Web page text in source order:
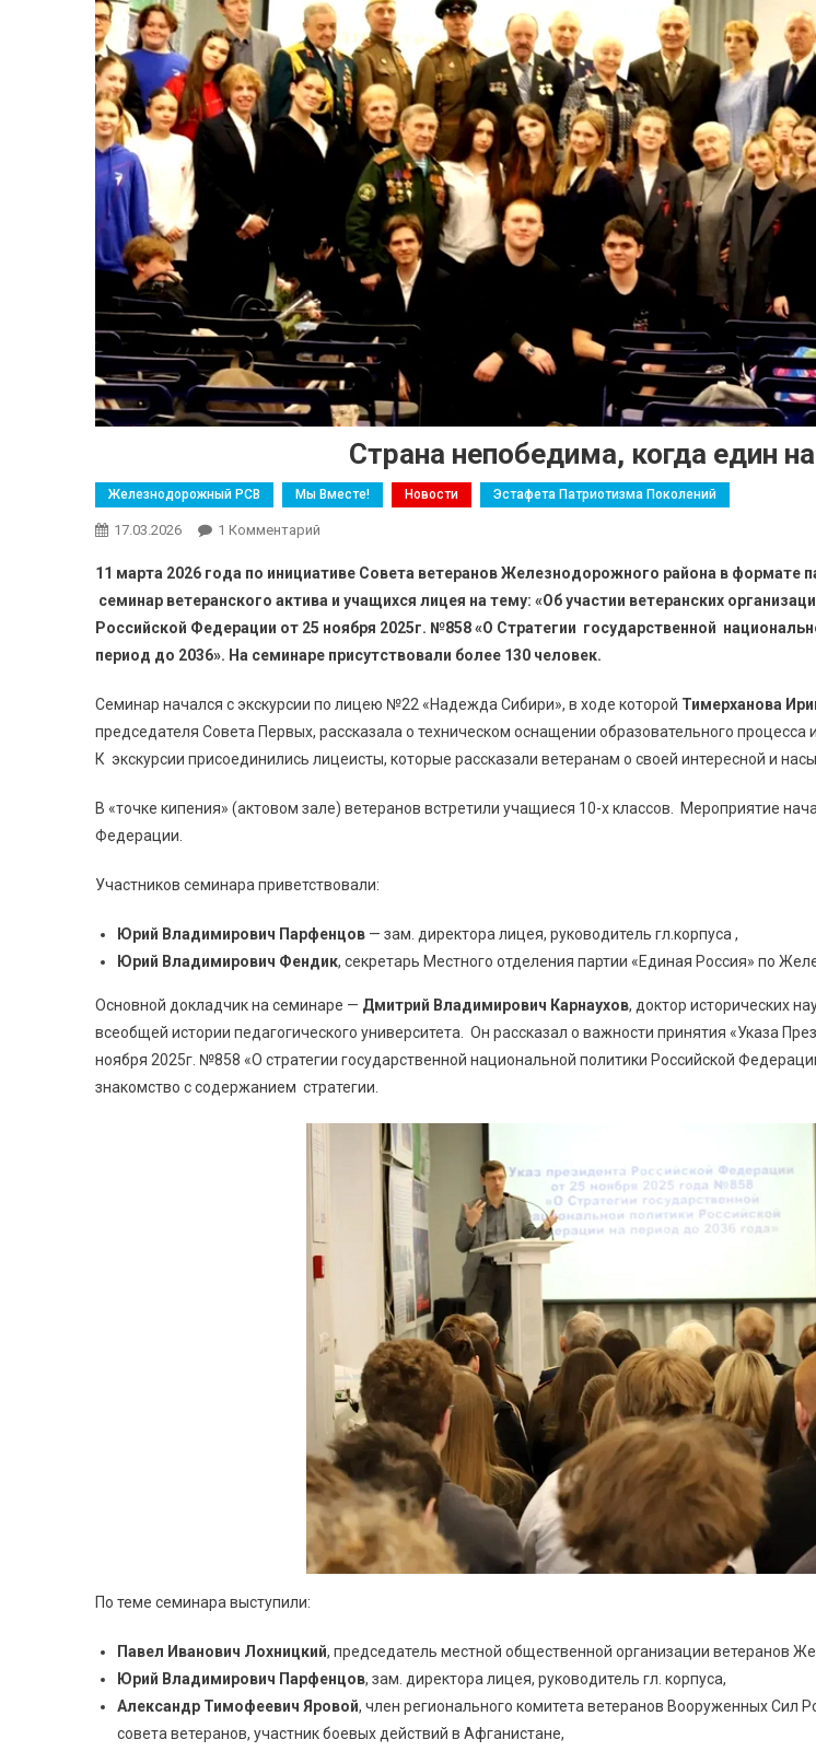
Страна непобедима, когда един
Железнодорожный РСВ Мы Вместе! Новости Эстафета Патриотизма Поколений
17.03.2026 1 Комментарий
11 марта 2026 года по инициативе Совета ветеранов Железнодорожного района в формате
семинар ветеранского актива и учащихся лицея на тему: «Об участии ветеранских
Российской Федерации от 25 ноября 2025г. №858 «О Стратегии государственной
период до 2036». На семинаре присутствовали более 130 человек.
Семинар начался с экскурсии по лицею №22 «Надежда Сибири», в ходе которой Тимерханова
председателя Совета Первых, рассказала о техническом оснащении образовательного процесса
К экскурсии присоединились лицеисты, которые рассказали ветеранам о своей интересной и
В «точке кипения» (актовом зале) ветеранов встретили учащиеся 10-х классов. Мероприятие
Федерации.
Участников семинара приветствовали:
Юрий Владимирович Парфенцов — зам. директора лицея, руководитель гл.корпуса ,
Юрий Владимирович Фендик, секретарь Местного отделения партии «Единая Россия» по
Основной докладчик на семинаре — Дмитрий Владимирович Карнаухов, доктор исторических
всеобщей истории педагогического университета. Он рассказал о важности принятия «Указа
ноября 2025г. №858 «О стратегии государственной национальной политики Российской
знакомство с содержанием стратегии.
По теме семинара выступили:
Павел Иванович Лохницкий, председатель местной общественной организации ветеранов
Юрий Владимирович Парфенцов, зам. директора лицея, руководитель гл. корпуса,
Александр Тимофеевич Яровой, член регионального комитета ветеранов Вооруженных Сил
совета ветеранов, участник боевых действий в Афганистане,